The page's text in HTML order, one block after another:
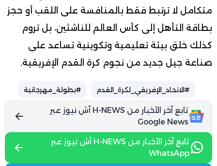
متكامل لا ترتبط فقط بالمنافسة على اللقب أو حجز
بطاقة التأهل إلى كأس العالم للناشئين، بل تروم
كذلك خلق بيئة تعليمية وتكوينية تساعد على
صناعة جيل جديد من نجوم كرة القدم الإفريقية.
#الاتحاد_الإفريقي_لكرة_القدم #بطولة_مهرجانية
تابع آخر الأخبار من H-NEWS آش نيوز عبر
Google News
تابع آخر الأخبار من H-NEWS آش نيوز عبر
WhatsApp